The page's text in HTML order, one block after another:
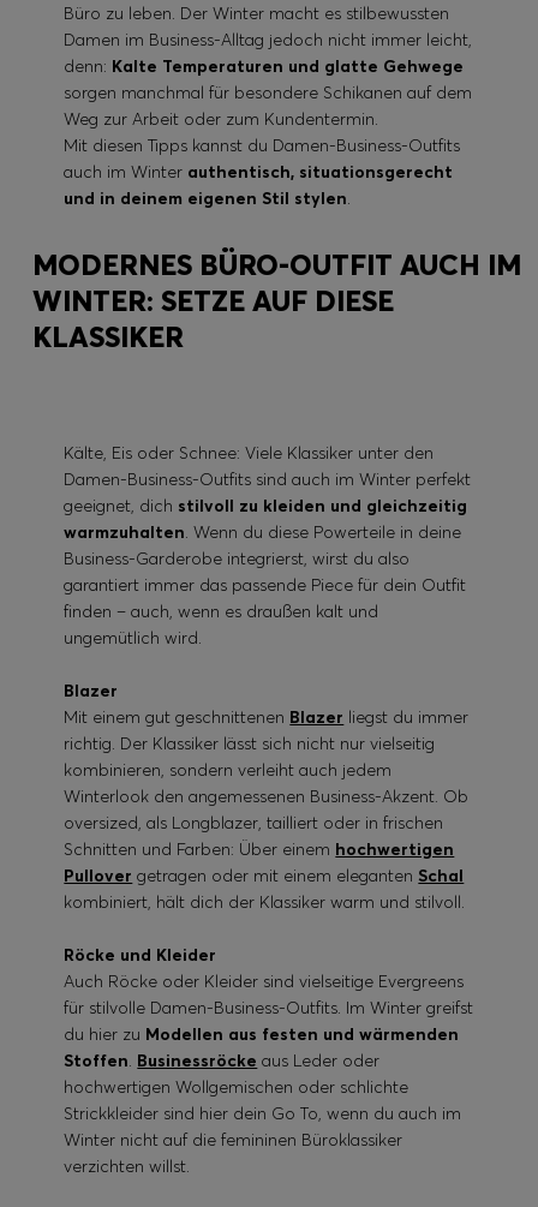
Büro zu leben. Der Winter macht es stilbewussten
Damen im Business-Alltag jedoch nicht immer leicht,
denn: Kalte Temperaturen und glatte Gehwege
sorgen manchmal für besondere Schikanen auf dem
Weg zur Arbeit oder zum Kundentermin.
Mit diesen Tipps kannst du Damen-Business-Outfits
auch im Winter authentisch, situationsgerecht
und in deinem eigenen Stil stylen.
MODERNES BÜRO-OUTFIT AUCH IM
WINTER: SETZE AUF DIESE
KLASSIKER
Kälte, Eis oder Schnee: Viele Klassiker unter den
Damen-Business-Outfits sind auch im Winter perfekt
geeignet, dich stilvoll zu kleiden und gleichzeitig
warmzuhalten. Wenn du diese Powerteile in deine
Business-Garderobe integrierst, wirst du also
garantiert immer das passende Piece für dein Outfit
finden – auch, wenn es draußen kalt und
ungemütlich wird.
Blazer
Mit einem gut geschnittenen Blazer liegst du immer
richtig. Der Klassiker lässt sich nicht nur vielseitig
kombinieren, sondern verleiht auch jedem
Winterlook den angemessenen Business-Akzent. Ob
oversized, als Longblazer, tailliert oder in frischen
Schnitten und Farben: Über einem hochwertigen
Pullover getragen oder mit einem eleganten Schal
kombiniert, hält dich der Klassiker warm und stilvoll.
Röcke und Kleider
Auch Röcke oder Kleider sind vielseitige Evergreens
für stilvolle Damen-Business-Outfits. Im Winter greifst
du hier zu Modellen aus festen und wärmenden
Stoffen. Businessröcke aus Leder oder
hochwertigen Wollgemischen oder schlichte
Strickkleider sind hier dein Go To, wenn du auch im
Winter nicht auf die femininen Büroklassiker
verzichten willst.